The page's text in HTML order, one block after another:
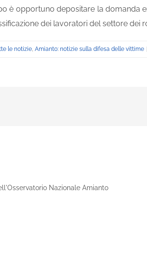
è opportuno depositare la domanda
dei lavoratori del settore dei
le notizie Amianto: notizie sulla difesa delle vittime
Nazionale Amianto